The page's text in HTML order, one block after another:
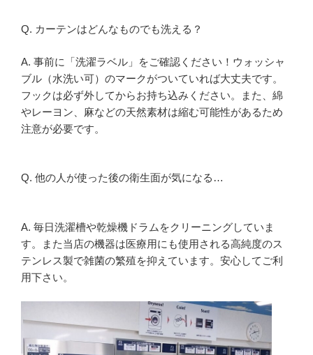
Q. カーテンはどんなものでも洗える？
A. 事前に「洗濯ラベル」をご確認ください！ウォッシャ
ブル（水洗い可）のマークがついていれば大丈夫です。
フックは必ず外してからお持ち込みください。また、綿
やレーヨン、麻などの天然素材は縮む可能性があるため
注意が必要です。
Q. 他の人が使った後の衛生面が気になる…
A. 毎日洗濯槽や乾燥機ドラムをクリーニングしていま
す。また当店の機器は医療用にも使用される高純度のス
テンレス製で雑菌の繁殖を抑えています。安心してご利
用下さい。